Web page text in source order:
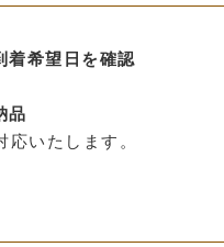
着希望日を確認
品
いたします。